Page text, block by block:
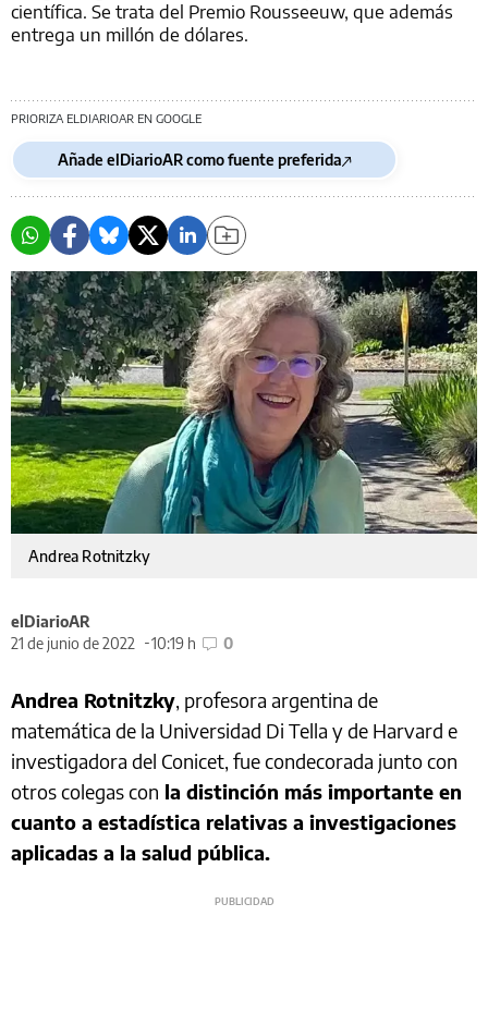
científica. Se trata del Premio Rousseeuw, que además
entrega un millón de dólares.
PRIORIZA ELDIARIOAR EN GOOGLE
Añade elDiarioAR como fuente preferida
Andrea Rotnitzky
elDiarioAR
21 de junio de 2022
10:19 h 0
Andrea Rotnitzky, profesora argentina de
matemática de la Universidad Di Tella y de Harvard e
investigadora del Conicet, fue condecorada junto con
otros colegas con la distinción más importante en
cuanto a estadística relativas a investigaciones
aplicadas a la salud pública.